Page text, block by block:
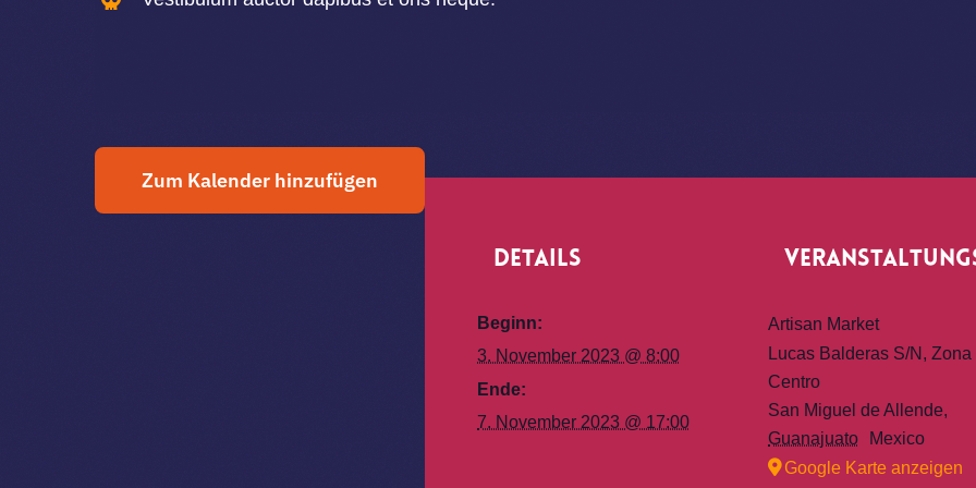
Zum Kalender hinzufügen
Details
Beginn:
3. November 2023 @ 8:00
Ende:
7. November 2023 @ 17:00
Artisan Market
Lucas Balderas S/N, Zona
Centro
San Miguel de Allende,
Guanajuato
Mexico
Google Karte anzeigen